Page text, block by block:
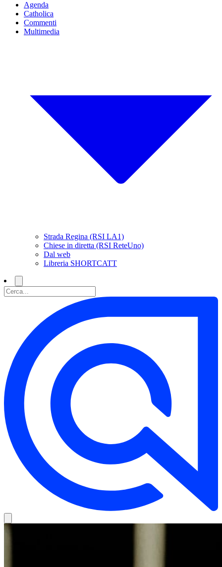
Agenda
Catholica
Commenti
Multimedia
Strada Regina (RSI LA1)
Chiese in diretta (RSI ReteUno)
Dal web
Libreria SHORTCATT